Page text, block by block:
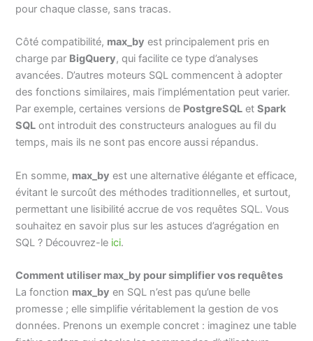
pour chaque classe, sans tracas.
Côté compatibilité, max_by est principalement pris en
charge par BigQuery, qui facilite ce type d’analyses
avancées. D’autres moteurs SQL commencent à adopter
des fonctions similaires, mais l’implémentation peut varier.
Par exemple, certaines versions de PostgreSQL etSpark
SQL ont introduit des constructeurs analogues au fil du
temps, mais ils ne sont pas encore aussi répandus.
En somme, max_by est une alternative élégante et efficace,
évitant le surcoût des méthodes traditionnelles, et surtout,
permettant une lisibilité accrue de vos requêtes SQL. Vous
souhaitez en savoir plus sur les astuces d’agrégation en
SQL ? Découvrez-le ici.
Comment utiliser max_by pour simplifier vos requêtes
La fonction max_by en SQL n’est pas qu’une belle
promesse ; elle simplifie véritablement la gestion de vos
données. Prenons un exemple concret : imaginez une table